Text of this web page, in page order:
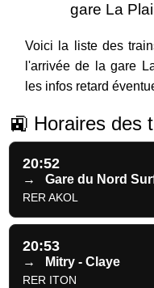
gare La
Voici la liste des
l'arrivée de la gare
les infos retard
🚉 Horaires des
20:52
→ Gare du Nord
RER AKOL
20:53
→ Mitry - Claye
RER ITON